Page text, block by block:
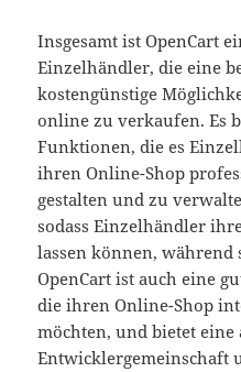
Insgesamt ist OpenCart
Einzelhändler, die eine
kostengünstige
online zu verkaufen. Es
Funktionen, die es
ihren Online-Shop
gestalten und zu
sodass Einzelhändler
lassen können,
OpenCart ist auch eine
die ihren Online-Shop
möchten, und bietet eine
Entwicklergemeinschaft